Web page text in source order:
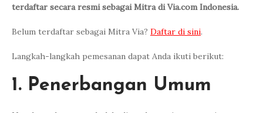
terdaftar secara resmi sebagai Mitra di Via.com Indonesia.
Belum terdaftar sebagai Mitra Via? Daftar di sini.
Langkah-langkah pemesanan dapat Anda ikuti berikut:
1. Penerbangan Umum